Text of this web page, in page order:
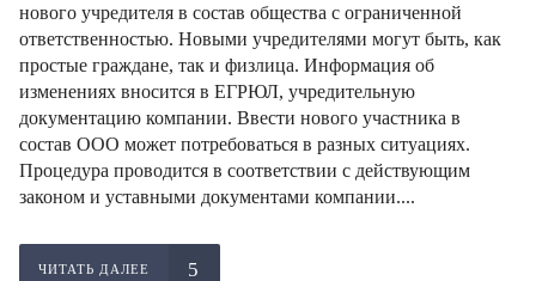
нового учредителя в состав общества с ограниченной
ответственностью. Новыми учредителями могут быть, как
простые граждане, так и физлица. Информация об
изменениях вносится в ЕГРЮЛ, учредительную
документацию компании. Ввести нового участника в
состав ООО может потребоваться в разных ситуациях.
Процедура проводится в соответствии с действующим
законом и уставными документами компании....
ЧИТАТЬ ДАЛЕЕ